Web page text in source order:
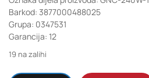
Barkod: 3877000488025
Grupa: 0347531
Garancija: 12
19 na zalihi